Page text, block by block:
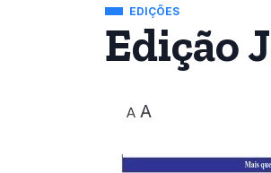
EDIÇÕES
Edição
A A